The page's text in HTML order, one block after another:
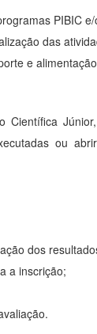
PIBIC
das
e
ou
dos
a inscrição;